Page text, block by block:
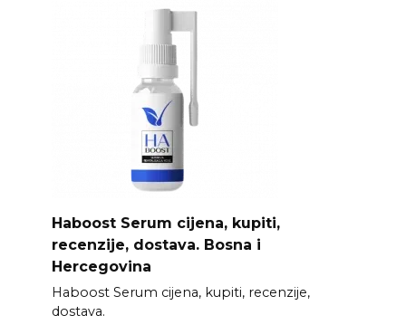
Haboost Serum cijena, kupiti,
recenzije, dostava. Bosna i
Hercegovina
Haboost Serum cijena, kupiti, recenzije,
dostava.